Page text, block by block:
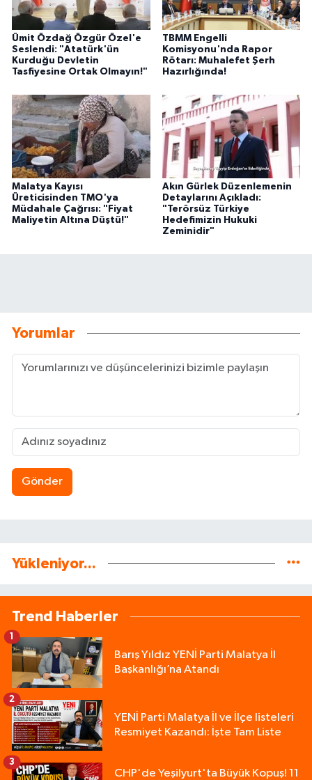
Ümit Özdağ Özgür Özel'e
Seslendi: "Atatürk'ün
Kurduğu Devletin
Tasfiyesine Ortak Olmayın!"
TBMM Engelli
Komisyonu'nda Rapor
Rötarı: Muhalefet Şerh
Hazırlığında!
Malatya Kayısı
Üreticisinden TMO'ya
Müdahale Çağrısı: "Fiyat
Maliyetin Altına Düştü!"
Akın Gürlek Düzenlemenin
Detaylarını Açıkladı:
"Terörsüz Türkiye
Hedefimizin Hukuki
Zeminidir"
Yorumlar
Gönder
Yükleniyor...
Trend Haberler
Barış Yıldız YENİ Parti Malatya İl
Başkanlığı’na Atandı
1
YENİ Parti Malatya İl ve İlçe listeleri
Resmiyet Kazandı: İşte Tam Liste
2
CHP'de Yeşilyurt'ta Büyük Kopuş! 11
3